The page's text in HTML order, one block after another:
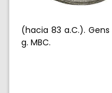
(hacia 83 a.C.).
g. MBC.